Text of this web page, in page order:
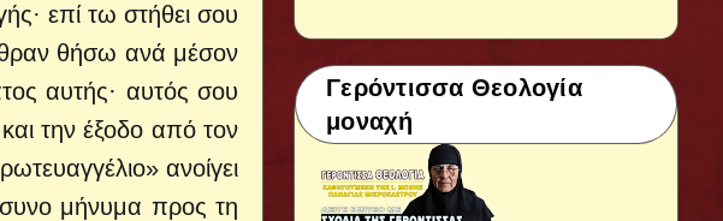
επί τω στήθει σου
θήσω ανά μέσον
αυτής· αυτός σου
την έξοδο από τον
ανοίγει
μήνυμα προς τη
Γερόντισσα Θεολογία
μοναχή